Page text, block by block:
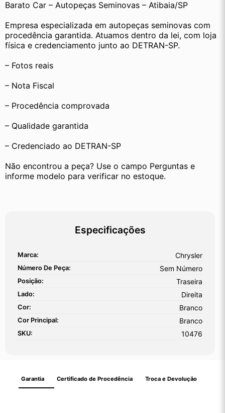
Barato Car – Autopeças Seminovas – Atibaia/SP
Empresa especializada em autopeças seminovas com
procedência garantida. Atuamos dentro da lei, com loja
física e credenciamento junto ao DETRAN-SP.
– Fotos reais
– Nota Fiscal
– Procedência comprovada
– Qualidade garantida
– Credenciado ao DETRAN-SP
Não encontrou a peça? Use o campo Perguntas e
informe modelo para verificar no estoque.
Especificações
Marca: Chrysler
Número De Peça: Sem Número
Posição: Traseira
Lado: Direita
Cor: Branco
Cor Principal: Branco
SKU: 10476
Garantia Certificado de Procedência Troca e Devolução